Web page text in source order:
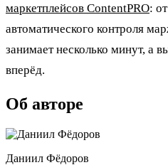
маркетплейсов ContentPRO:
автоматического контроля
занимает несколько минут, а
вперёд.
Об авторе
Даниил Фёдоров